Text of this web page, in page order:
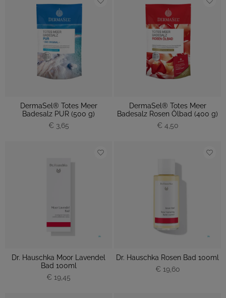
DermaSel® Totes Meer
Badesalz PUR (500 g)
€ 3,65
DermaSel® Totes Meer
Badesalz Rosen Ölbad (400 g)
€ 4,50
Dr. Hauschka Moor Lavendel
Bad 100ml
€ 19,45
Dr. Hauschka Rosen Bad 100ml
€ 19,60